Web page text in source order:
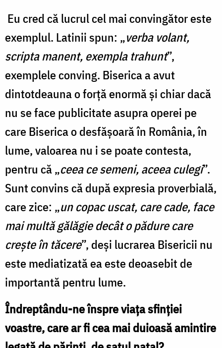
Eu cred că lucrul cel mai convingător este
exemplul. Latinii spun: „verba volant,
scripta manent, exempla trahunt”,
exemplele conving. Biserica a avut
dintotdeauna o forță enormă și chiar dacă
nu se face publicitate asupra operei pe
care Biserica o desfășoară în România, în
lume, valoarea nu i se poate contesta,
pentru că „ceea ce semeni, aceea culegi”.
Sunt convins că după expresia proverbială,
care zice: „un copac uscat, care cade, face
mai multă gălăgie decât o pădure care
crește în tăcere”, deși lucrarea Bisericii nu
este mediatizată ea este deoasebit de
importantă pentru lume.
Îndreptându-ne înspre viața sfinției
voastre, care ar fi cea mai duioasă amintire